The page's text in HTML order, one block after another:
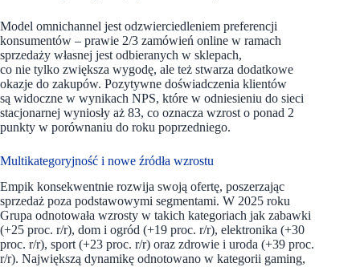
Model omnichannel jest odzwierciedleniem preferencji
konsumentów – prawie 2/3 zamówień online w ramach
sprzedaży własnej jest odbieranych w sklepach,
co nie tylko zwiększa wygodę, ale też stwarza dodatkowe
okazje do zakupów. Pozytywne doświadczenia klientów
są widoczne w wynikach NPS, które w odniesieniu do sieci
stacjonarnej wyniosły aż 83, co oznacza wzrost o ponad 2
punkty w porównaniu do roku poprzedniego.
Multikategoryjność i nowe źródła wzrostu
Empik konsekwentnie rozwija swoją ofertę, poszerzając
sprzedaż poza podstawowymi segmentami. W 2025 roku
Grupa odnotowała wzrosty w takich kategoriach jak zabawki
(+25 proc. r/r), dom i ogród (+19 proc. r/r), elektronika (+30
proc. r/r), sport (+23 proc. r/r) oraz zdrowie i uroda (+39 proc.
r/r). Największą dynamikę odnotowano w kategorii gaming,